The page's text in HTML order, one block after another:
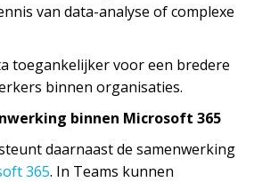
van data-analyse of complexe
toegankelijker voor een bredere
binnen organisaties.
binnen Microsoft 365
daarnaast de samenwerking
365. In Teams kunnen